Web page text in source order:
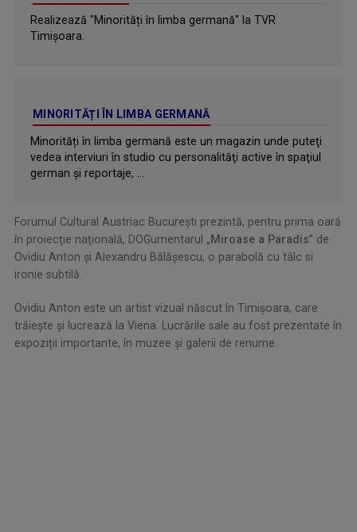
Realizează "Minorități în limba germană" la TVR
Timișoara.
MINORITĂȚI ÎN LIMBA GERMANĂ
Minorități în limba germană este un magazin unde puteţi
vedea interviuri în studio cu personalităţi active în spaţiul
german şi reportaje, ...
Forumul Cultural Austriac Bucureşti prezintă, pentru prima oară
în proiecţie naţională, DOGumentarul „ Miroase a Paradis” de
Ovidiu Anton şi Alexandru Bălăşescu, o parabolă cu tâlc si
ironie subtilă.
Ovidiu Anton este un artist vizual născut în Timișoara, care
trăieşte și lucrează la Viena. Lucrările sale au fost prezentate în
expoziții importante, în muzee și galerii de renume.